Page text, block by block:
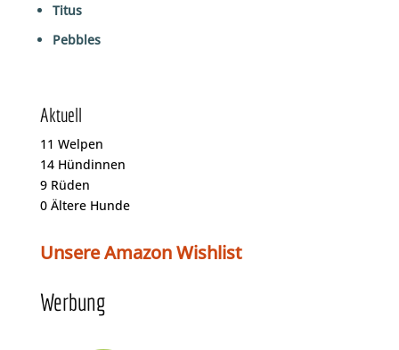
Titus
Pebbles
Aktuell
11 Welpen
14Hündinnen
9Rüden
0Ältere Hunde
Unsere Amazon Wishlist
Werbung